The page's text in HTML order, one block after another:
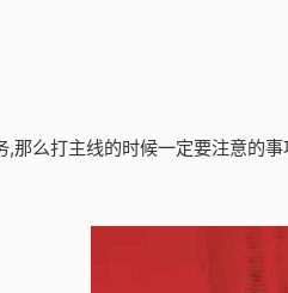
那么打主线的时候一定要注意的